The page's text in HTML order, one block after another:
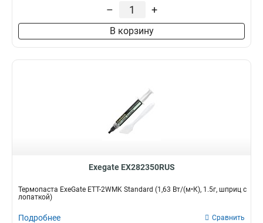
– +
В корзину
Exegate EX282350RUS
Термопаста ExeGate ETТ-2WMK Standard (1,63 Вт/(м•К), 1.5г, шприц с
лопаткой)
Подробнее Сравнить